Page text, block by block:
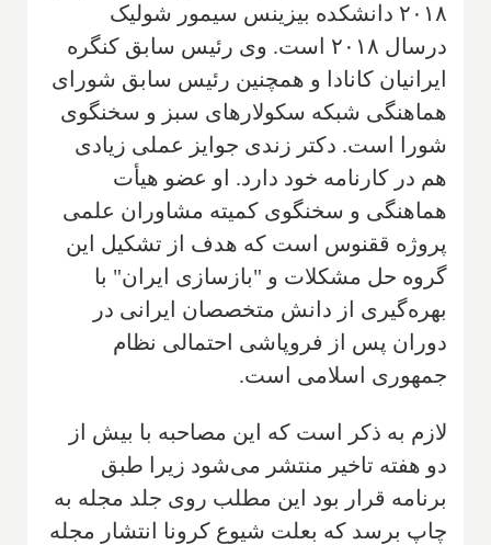
۲۰۱۸ دانشکده بیزینس سیمور شولیک
درسال ۲۰۱۸ است. وی رئیس سابق کنگره
ایرانیان کانادا و همچنین رئیس سابق شورای
هماهنگی شبکه سکولار‌های سبز و سخنگوی
شورا است. دکتر زندی جوایز عملی زیادی
هم در کارنامه خود دارد. او عضو هیأت
هماهنگی و سخنگوی کمیته مشاوران علمی
پروژه ققنوس است که هدف از تشکیل این
گروه حل مشکلات و "بازسازی ایران" با
بهره‌گیری از دانش متخصصان ایرانی در
دوران پس از فروپاشی احتمالی نظام
جمهوری اسلامی است.
لازم به ذکر است که این مصاحبه با بیش از
دو هفته تاخیر منتشر می‌شود زیرا طبق
برنامه قرار بود این مطلب روی جلد مجله به
چاپ برسد که بعلت شیوع کرونا انتشار مجله